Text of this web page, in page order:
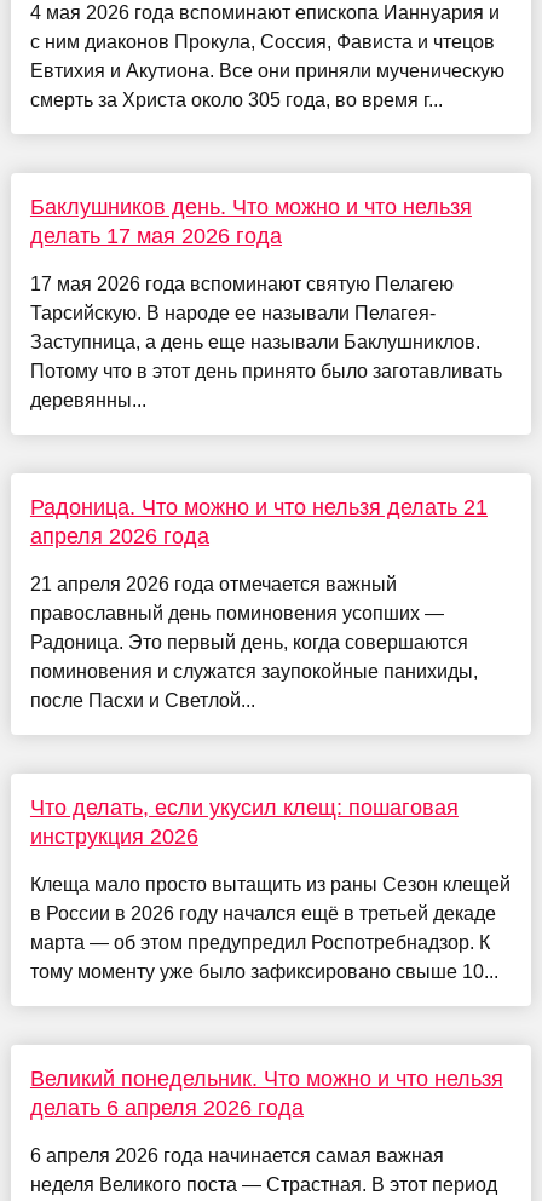
4 мая 2026 года вспоминают епископа Ианнуария и
с ним диаконов Прокула, Соссия, Фависта и чтецов
Евтихия и Акутиона. Все они приняли мученическую
смерть за Христа около 305 года, во время г...
Баклушников день. Что можно и что нельзя
делать 17 мая 2026 года
17 мая 2026 года вспоминают святую Пелагею
Тарсийскую. В народе ее называли Пелагея-
Заступница, а день еще называли Баклушниклов.
Потому что в этот день принято было заготавливать
деревянны...
Радоница. Что можно и что нельзя делать 21
апреля 2026 года
21 апреля 2026 года отмечается важный
православный день поминовения усопших —
Радоница. Это первый день, когда совершаются
поминовения и служатся заупокойные панихиды,
после Пасхи и Светлой...
Что делать, если укусил клещ: пошаговая
инструкция 2026
Клеща мало просто вытащить из раны Сезон клещей
в России в 2026 году начался ещё в третьей декаде
марта — об этом предупредил Роспотребнадзор. К
тому моменту уже было зафиксировано свыше 10...
Великий понедельник. Что можно и что нельзя
делать 6 апреля 2026 года
6 апреля 2026 года начинается самая важная
неделя Великого поста — Страстная. В этот период